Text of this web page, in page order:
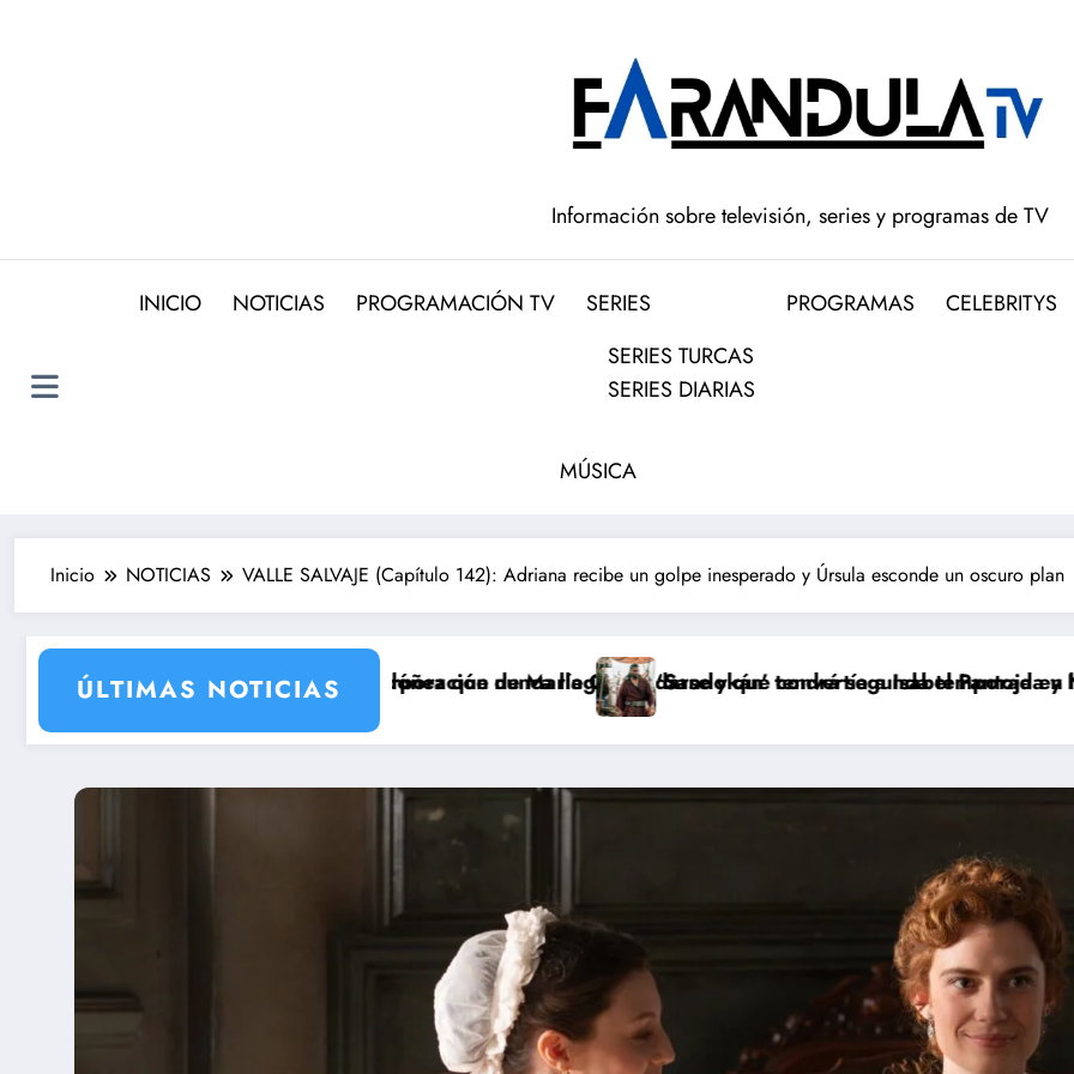
Información sobre televisión, series y programas de TV
INICIO NOTICIAS PROGRAMACIÓN TV
SERIES
SERIES TURCAS
SERIES DIARIAS
PROGRAMAS CELEBRITYS
MÚSICA
Inicio NOTICIAS VALLE SALVAJE (Capítulo 142): Adriana recibe un golpe inesperado y Úrsula esconde un oscuro plan
ÚLTIMAS NOTICIAS
2 con la incorporación de María Castro
de Carmina Ordóñez que nunca llegó a rodarse y que convertía a Isabel Pantoja en la gran antagonista
‘Sandokán’ tendrá segunda temporada y Netflix cambia el
Pepón y